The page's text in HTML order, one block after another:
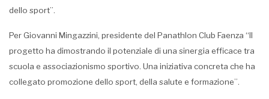
dello sport”.
Per Giovanni Mingazzini, presidente del Panathlon Club Faenza “Il
progetto ha dimostrando il potenziale di una sinergia efficace tra
scuola e associazionismo sportivo. Una iniziativa concreta che ha
collegato promozione dello sport, della salute e formazione”.